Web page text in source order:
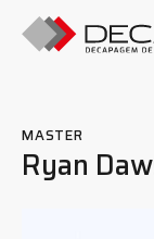
MASTER
Ryan